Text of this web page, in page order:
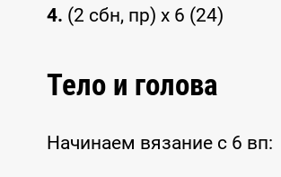
4. (2 сбн, пр) x 6 (24)
Тело и голова
Начинаем вязание с 6 вп: